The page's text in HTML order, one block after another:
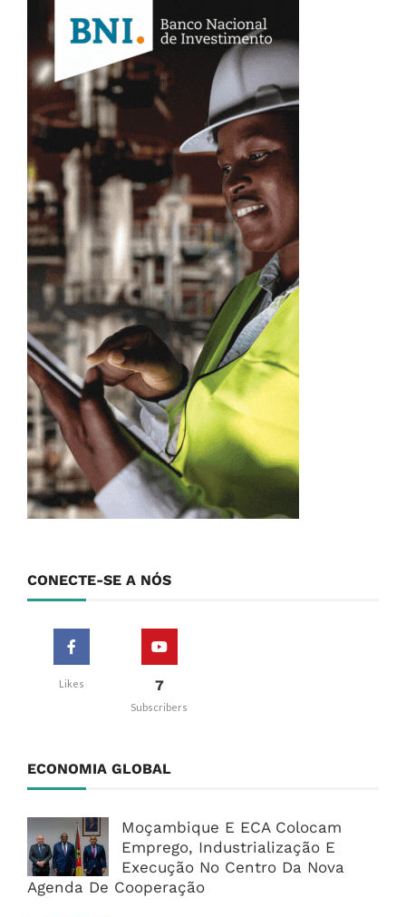
CONECTE-SE A NÓS
Likes 7
Subscribers
ECONOMIA GLOBAL
Moçambique E ECA Colocam
Emprego, Industrialização E
Execução No Centro Da Nova
Agenda De Cooperação